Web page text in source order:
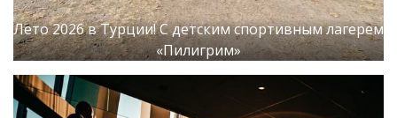
Лето 2026 в Турции! С детским спортивным лагерем
«Пилигрим»